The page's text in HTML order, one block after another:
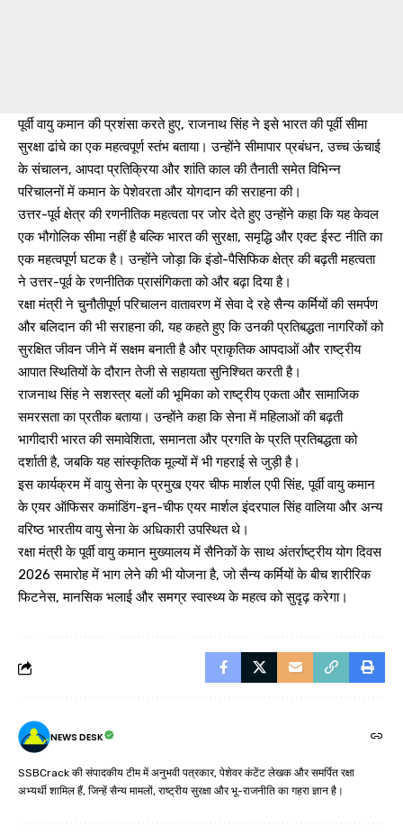
पूर्वी वायु कमान की प्रशंसा करते हुए, राजनाथ सिंह ने इसे भारत की पूर्वी सीमा
सुरक्षा ढांचे का एक महत्वपूर्ण स्तंभ बताया। उन्होंने सीमापार प्रबंधन, उच्च ऊंचाई
के संचालन, आपदा प्रतिक्रिया और शांति काल की तैनाती समेत विभिन्न
परिचालनों में कमान के पेशेवरता और योगदान की सराहना की।
उत्तर-पूर्व क्षेत्र की रणनीतिक महत्वता पर जोर देते हुए उन्होंने कहा कि यह केवल
एक भौगोलिक सीमा नहीं है बल्कि भारत की सुरक्षा, समृद्धि और एक्ट ईस्ट नीति का
एक महत्वपूर्ण घटक है। उन्होंने जोड़ा कि इंडो-पैसिफिक क्षेत्र की बढ़ती महत्वता
ने उत्तर-पूर्व के रणनीतिक प्रासंगिकता को और बढ़ा दिया है।
रक्षा मंत्री ने चुनौतीपूर्ण परिचालन वातावरण में सेवा दे रहे सैन्य कर्मियों की समर्पण
और बलिदान की भी सराहना की, यह कहते हुए कि उनकी प्रतिबद्धता नागरिकों को
सुरक्षित जीवन जीने में सक्षम बनाती है और प्राकृतिक आपदाओं और राष्ट्रीय
आपात स्थितियों के दौरान तेजी से सहायता सुनिश्चित करती है।
राजनाथ सिंह ने सशस्त्र बलों की भूमिका को राष्ट्रीय एकता और सामाजिक
समरसता का प्रतीक बताया। उन्होंने कहा कि सेना में महिलाओं की बढ़ती
भागीदारी भारत की समावेशिता, समानता और प्रगति के प्रति प्रतिबद्धता को
दर्शाती है, जबकि यह सांस्कृतिक मूल्यों में भी गहराई से जुड़ी है।
इस कार्यक्रम में वायु सेना के प्रमुख एयर चीफ मार्शल एपी सिंह, पूर्वी वायु कमान
के एयर ऑफिसर कमांडिंग-इन-चीफ एयर मार्शल इंदरपाल सिंह वालिया और अन्य
वरिष्ठ भारतीय वायु सेना के अधिकारी उपस्थित थे।
रक्षा मंत्री के पूर्वी वायु कमान मुख्यालय में सैनिकों के साथ अंतर्राष्ट्रीय योग दिवस
2026 समारोह में भाग लेने की भी योजना है, जो सैन्य कर्मियों के बीच शारीरिक
फिटनेस, मानसिक भलाई और समग्र स्वास्थ्य के महत्व को सुदृढ़ करेगा।
NEWS DESK
SSBCrack की संपादकीय टीम में अनुभवी पत्रकार, पेशेवर कंटेंट लेखक और समर्पित रक्षा
अभ्यर्थी शामिल हैं, जिन्हें सैन्य मामलों, राष्ट्रीय सुरक्षा और भू-राजनीति का गहरा ज्ञान है।